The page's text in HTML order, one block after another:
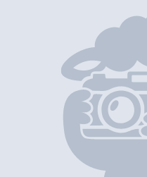
德發粥店